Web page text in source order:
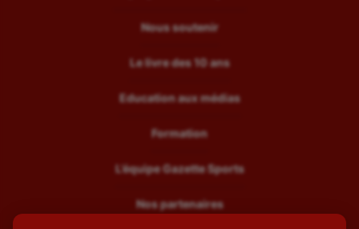
Nous soutenir
Le livre des 10 ans
Education aux médias
Formation
L’équipe Gazette Sports
Nos partenaires